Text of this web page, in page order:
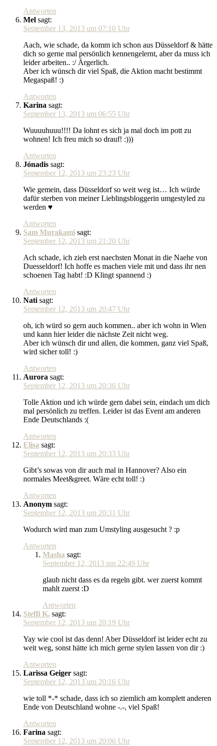
Antworten
Mel sagt:
September 13, 2013 um 07:10 Uhr
Aach, wie schade, da komm ich schon aus Düsseldorf & hätte
dich so gerne mal persönlich kennengelernt, aber da muss ich
leider arbeiten.. :/ Ärgerlich.
Aber ich wünsch dir viel Spaß, die Aktion macht bestimmt
Megaspaß! :)
Antworten
Karina sagt:
September 13, 2013 um 06:55 Uhr
Wuuuuhuuu!!!! Da lohnt es sich ja mal doch im pott zu
wohnen! Ich freu mich so drauf! :)))
Antworten
Jónadis sagt:
September 12, 2013 um 23:23 Uhr
Wie gemein, dass Düsseldorf so weit weg ist… Ich würde
dafür sterben von meiner Lieblingsbloggerin umgestyled zu
werden ♥
Antworten
Sam Murakami sagt:
September 12, 2013 um 21:20 Uhr
Ach schade, ich zieh erst naechsten Monat in die Naehe von
Duesseldorf! Ich hoffe es machen viele mit und dass ihr nen
schoenen Tag habt! :D Klingt spannend :)
Antworten
Nati sagt:
September 12, 2013 um 20:47 Uhr
oh, ich würd so gern auch kommen.. aber ich wohn in Wien
und kann hier leider die nächste Zeit nicht weg.
Aber ich wünsch dir und allen, die kommen, ganz viel Spaß,
wird sicher toll! :)
Antworten
Aurora sagt:
September 12, 2013 um 20:36 Uhr
Tolle Aktion und ich würde gern dabei sein, eindach um dich
mal persönlich zu treffen. Leider ist das Event am anderen
Ende Deutschlands :(
Antworten
Elisa sagt:
September 12, 2013 um 20:33 Uhr
Gibt’s sowas von dir auch mal in Hannover? Also ein
normales Meet&greet. Wäre echt toll! :)
Antworten
Anonym sagt:
September 12, 2013 um 20:31 Uhr
Wodurch wird man zum Umstyling ausgesucht ? :p
Antworten
Masha sagt:
September 12, 2013 um 22:49 Uhr
glaub nicht dass es da regeln gibt. wer zuerst kommt
mahlt zuerst :D
Antworten
Steffi K. sagt:
September 12, 2013 um 20:19 Uhr
Yay wie cool ist das denn! Aber Düsseldorf ist leider echt zu
weit weg, sonst hätte ich mich gerne stylen lassen von dir :)
Antworten
Larissa Geiger sagt:
September 12, 2013 um 20:16 Uhr
wie toll *-* schade, dass ich so ziemlich am komplett anderen
Ende von Deutschland wohne -.-, viel Spaß!
Antworten
Farina sagt:
September 12, 2013 um 20:06 Uhr